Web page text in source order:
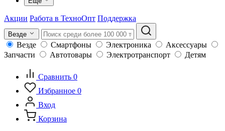
Акции Работа в ТехноОпт Поддержка
Везде
Везде Смартфоны Электроника
Аксессуары
Запчасти
Автотовары Электротранспорт Детям
Сравнить 0
Избранное 0
Вход
Корзина